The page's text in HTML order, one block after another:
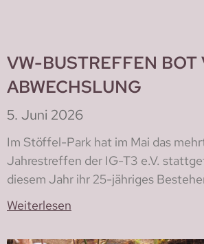
VW-BUSTREFFEN BOT
ABWECHSLUNG
5. Juni 2026
Im Stöffel-Park hat im Mai das
Jahrestreffen der IG-T3 e.V.
diesem Jahr ihr 25-jähriges
Weiterlesen